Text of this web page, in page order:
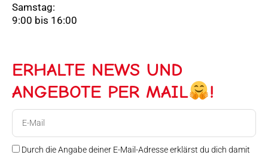
Samstag:
9:00 bis 16:00
ERHALTE NEWS UND
ANGEBOTE PER MAIL
!
Durch die Angabe deiner E-Mail-Adresse erklärst du dich damit